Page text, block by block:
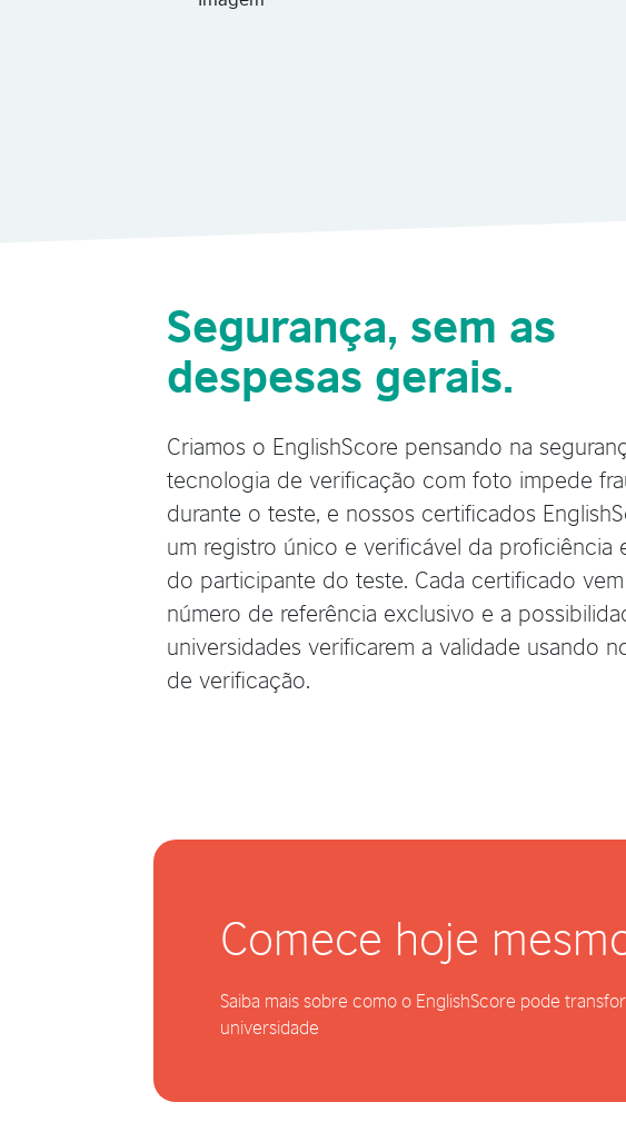
Segurança, sem as
despesas gerais.
Criamos o EnglishScore pensando na
tecnologia de verificação com foto impede
durante o teste, e nossos certificados
um registro único e verificável da proficiência
do participante do teste. Cada certificado
número de referência exclusivo e a
universidades verificarem a validade usando
de verificação.
Comece hoje
Saiba mais sobre como o EnglishScore pode
universidade